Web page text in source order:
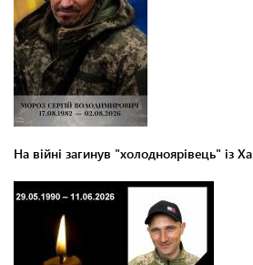
На війні загинув "холодноярівець" із